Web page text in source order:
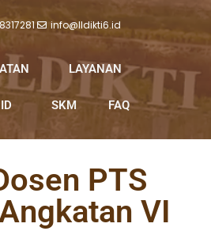
info@lldikti6.id
LAYANAN
SKM FAQ
PTS
VI